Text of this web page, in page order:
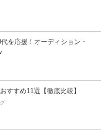
を応援！オーディション・
すすめ11選【徹底比較】